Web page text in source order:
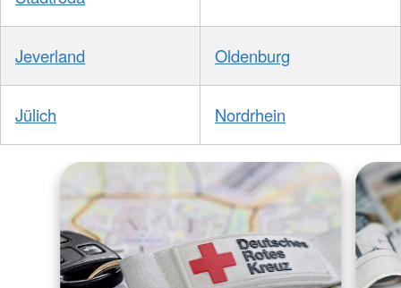
Jeverland Oldenburg
Jülich Nordrhein